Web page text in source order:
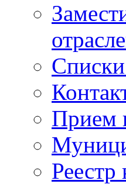
Прием